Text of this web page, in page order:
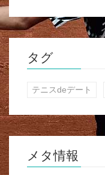
タグ
テニスdeデート
メタ情報